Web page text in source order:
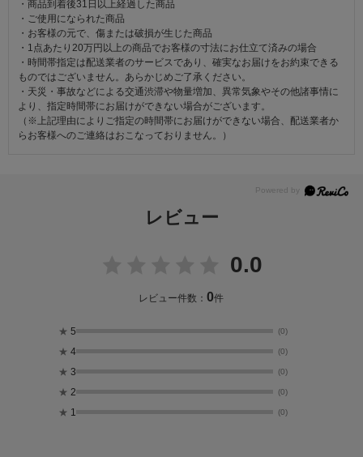
・商品到着後31日以上経過した商品
・ご使用になられた商品
・お客様の元で、傷または破損が生じた商品
・1点あたり20万円以上の商品でお客様の寸法にお仕立て済みの場合
・時間帯指定は配送業者のサービスであり、確実なお届けをお約束できる
ものではございません。あらかじめご了承ください。
・天災・事故などによる交通渋滞や物量増加、異常気象やその他諸事情に
より、指定時間帯にお届けができない場合がございます。
（※上記理由によりご指定の時間帯にお届けができない場合、配送業者か
らお客様へのご連絡はおこなっておりません。）
レビュー
0.0
レビュー件数：0件
★ 5 (0)
★ 4 (0)
★ 3 (0)
★ 2 (0)
★ 1 (0)